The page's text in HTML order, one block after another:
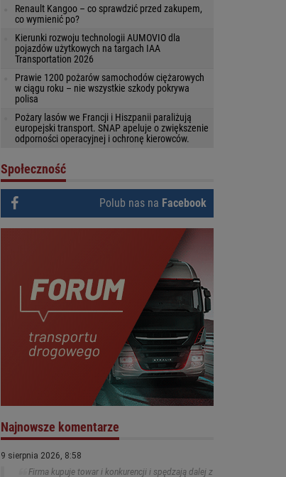
Renault Kangoo – co sprawdzić przed zakupem,
co wymienić po?
Kierunki rozwoju technologii AUMOVIO dla
pojazdów użytkowych na targach IAA
Transportation 2026
Prawie 1200 pożarów samochodów ciężarowych
w ciągu roku – nie wszystkie szkody pokrywa
polisa
Pożary lasów we Francji i Hiszpanii paraliżują
europejski transport. SNAP apeluje o zwiększenie
odporności operacyjnej i ochronę kierowców.
Społeczność
Polub nas na Facebook
Najnowsze komentarze
9 sierpnia 2026, 8:58
Firma kupuje towar i konkurencji i spędzają dalej z